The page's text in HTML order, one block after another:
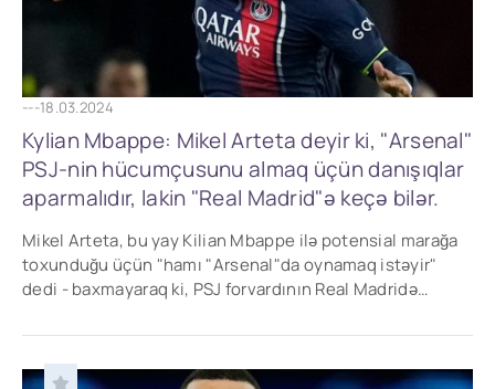
---18.03.2024
Kylian Mbappe: Mikel Arteta deyir ki, "Arsenal"
PSJ-nin hücumçusunu almaq üçün danışıqlar
aparmalıdır, lakin "Real Madrid"ə keçə bilər.
Mikel Arteta, bu yay Kilian Mbappe ilə potensial marağa
toxunduğu üçün "hamı "Arsenal"da oynamaq istəyir"
dedi - baxmayaraq ki, PSJ forvardının Real Madridə